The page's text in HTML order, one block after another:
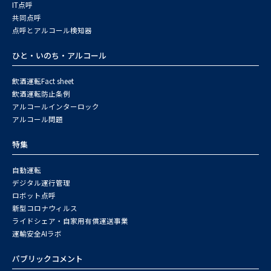
IT点呼
共同点呼
点呼とアルコール検知器
ひと・いのち・アルコール
飲酒運転Fact sheet
飲酒運転防止条例
アルコールインターロック
アルコール問題
特集
自動運転
デジタル運行管理
ロボット点呼
新型コロナウィルス
ライドシェア・自家用有償運送事業
運輸安全AIラボ
パブリックコメント